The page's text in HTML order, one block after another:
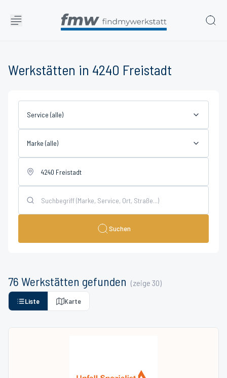
Werkstätten in 4240 Freistadt
Service (alle)
Marke (alle)
Suchen
76 Werkstätten gefunden (zeige 30)
Liste Karte